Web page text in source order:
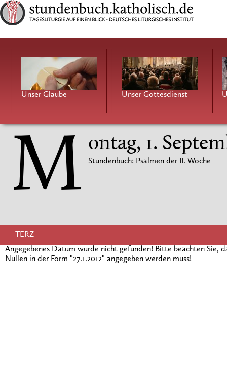
Unser Glaube Unser Gottesdienst
M ontag, 1.
Stundenbuch: Psalmen der II. Woche
TERZ
Angegebenes Datum wurde nicht gefunden! Bitte beachten Sie,
Nullen in der Form "27.1.2012" angegeben werden muss!